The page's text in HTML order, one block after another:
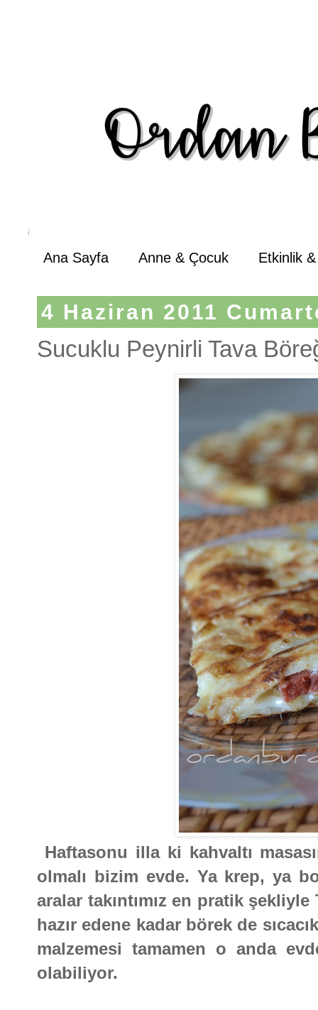
Ana Sayfa Anne & Çocuk Etkinlik
4 Haziran 2011
Sucuklu Peynirli Tava
Haftasonu illa ki kahvaltı
olmalı bizim evde. Ya krep, ya
aralar takıntımız en pratik
hazır edene kadar börek de
malzemesi tamamen o anda
olabiliyor.